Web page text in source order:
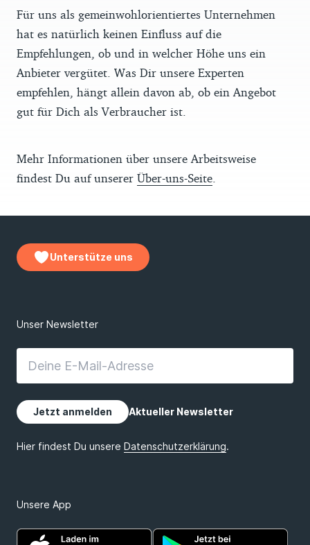
Für uns als gemeinwohlorientiertes Unternehmen
hat es natürlich keinen Einfluss auf die
Empfehlungen, ob und in welcher Höhe uns ein
Anbieter vergütet. Was Dir unsere Experten
empfehlen, hängt allein davon ab, ob ein Angebot
gut für Dich als Verbraucher ist.
Mehr Informationen über unsere Arbeitsweise
findest Du auf unserer Über-uns-Seite.
Unterstütze uns
Unsere App